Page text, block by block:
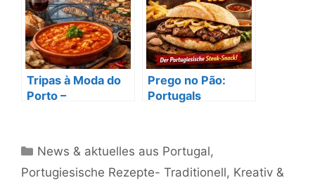
Tripas à Moda do
Porto –
Prego no Pão:
Portugals
Kategorien
News & aktuelles aus Portugal,
Portugiesische Rezepte- Traditionell, Kreativ &